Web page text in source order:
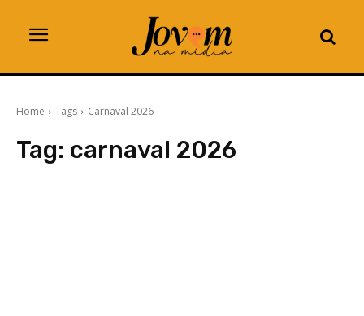
Home Tags Carnaval 2026
Tag: carnaval 2026